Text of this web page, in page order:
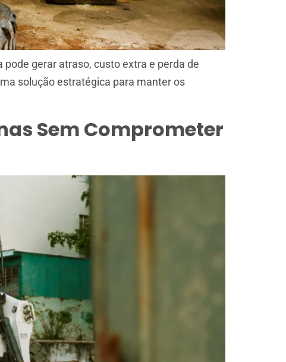
gerar atraso, custo extra e perda de
solução estratégica para manter os
Sem Comprometer